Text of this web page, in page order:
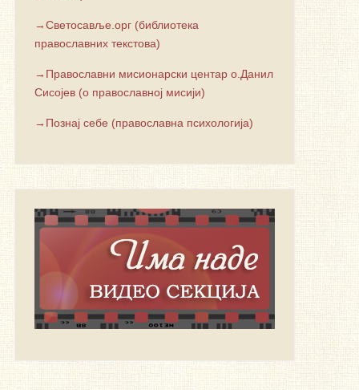
→Светосавље.орг (библиотека
православних текстова)
→Православни мисионарски центар о.Данил
Сисојев (о православној мисији)
→Познај себе (православна психологија)